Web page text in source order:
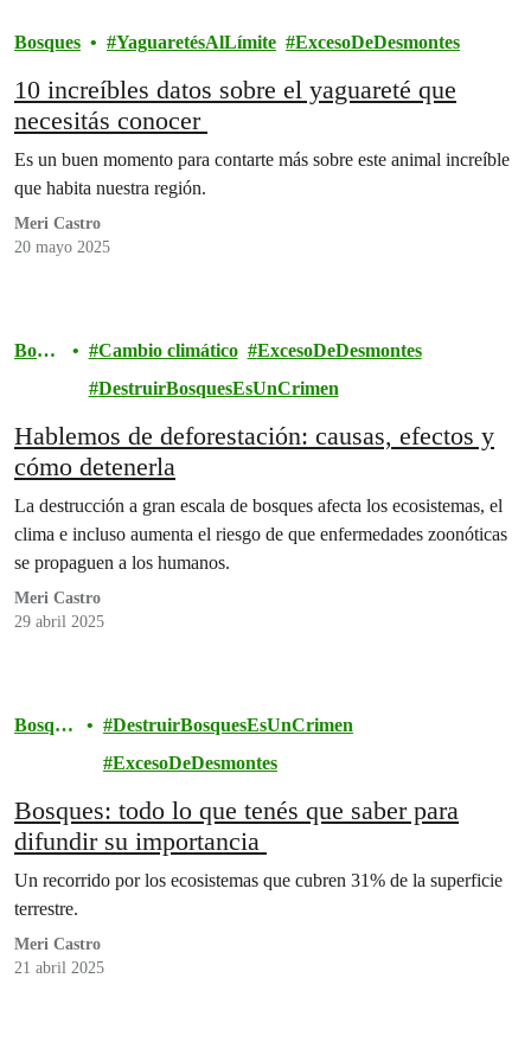
Bosques YaguaretésAlLímite ExcesoDeDesmontes
10 increíbles datos sobre el yaguareté que
necesitás conocer
Es un buen momento para contarte más sobre este animal increíble
que habita nuestra región.
Meri Castro
20 mayo 2025
Bosq
Cambio climático
ExcesoDeDesmontes
DestruirBosquesEsUnCrimen
Hablemos de deforestación: causas, efectos y
cómo detenerla
La destrucción a gran escala de bosques afecta los ecosistemas, el
clima e incluso aumenta el riesgo de que enfermedades zoonóticas
se propaguen a los humanos.
Meri Castro
29 abril 2025
Bosque
DestruirBosquesEsUnCrimen
ExcesoDeDesmontes
Bosques: todo lo que tenés que saber para
difundir su importancia
Un recorrido por los ecosistemas que cubren 31% de la superficie
terrestre.
Meri Castro
21 abril 2025